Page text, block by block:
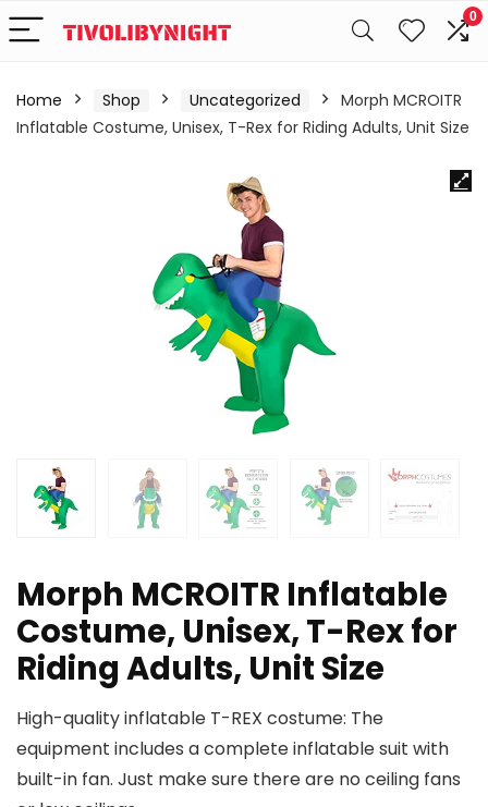
0
Home Shop Uncategorized
Morph MCROITR
Inflatable Costume, Unisex, T-Rex for Riding Adults, Unit Size
Morph MCROITR Inflatable
Costume, Unisex, T-Rex for
Riding Adults, Unit Size
High-quality inflatable T-REX costume: The
equipment includes a complete inflatable suit with
built-in fan. Just make sure there are no ceiling fans